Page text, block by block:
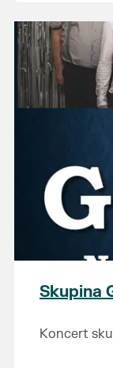
Skupina
Koncert